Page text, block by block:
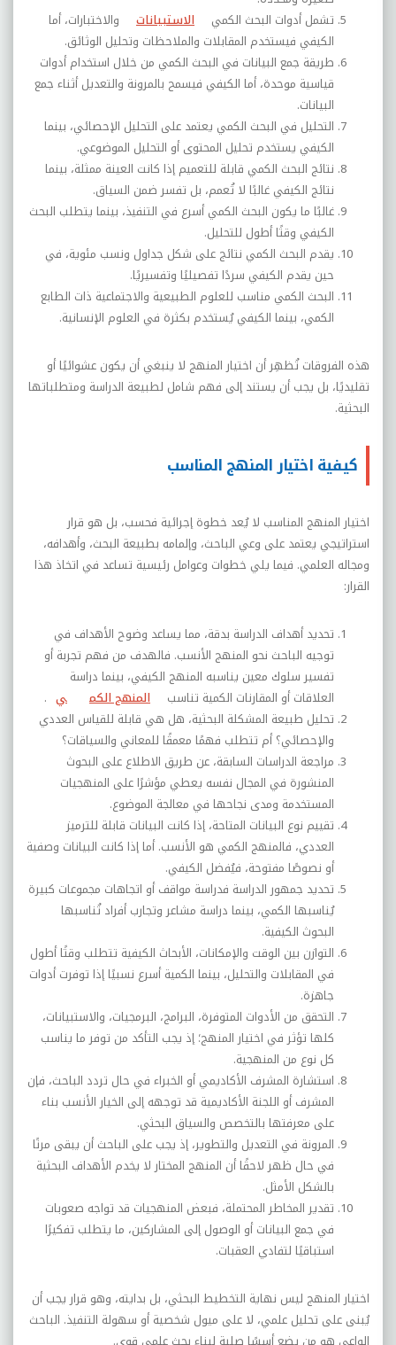
تشمل أدوات البحث الكمي
الاستبيانات
والاختبارات، أما
الكيفي فيستخدم المقابلات والملاحظات وتحليل الوثائق.
طريقة جمع البيانات في البحث الكمي من خلال استخدام أدوات
قياسية موحدة، أما الكيفي فيسمح بالمرونة والتعديل أثناء جمع
البيانات.
التحليل في البحث الكمي يعتمد على التحليل الإحصائي، بينما
الكيفي يستخدم تحليل المحتوى أو التحليل الموضوعي.
نتائج البحث الكمي قابلة للتعميم إذا كانت العينة ممثلة، بينما
نتائج الكيفي غالبًا لا تُعمم، بل تفسر ضمن السياق.
غالبًا ما يكون البحث الكمي أسرع في التنفيذ، بينما يتطلب البحث
الكيفي وقتًا أطول للتحليل.
يقدم البحث الكمي نتائج على شكل جداول ونسب مئوية، في
حين يقدم الكيفي سردًا تفصيليًا وتفسيريًا.
البحث الكمي مناسب للعلوم الطبيعية والاجتماعية ذات الطابع
الكمي، بينما الكيفي يُستخدم بكثرة في العلوم الإنسانية.
هذه الفروقات تُظهِر أن اختيار المنهج لا ينبغي أن يكون عشوائيًا أو
تقليديًا، بل يجب أن يستند إلى فهم شامل لطبيعة الدراسة ومتطلباتها
البحثية.
كيفية اختيار المنهج المناسب
اختيار المنهج المناسب لا يُعد خطوة إجرائية فحسب، بل هو قرار
استراتيجي يعتمد على وعي الباحث، وإلمامه بطبيعة البحث، وأهدافه،
ومجاله العلمي. فيما يلي خطوات وعوامل رئيسية تساعد في اتخاذ هذا
القرار:
تحديد أهداف الدراسة بدقة، مما يساعد وضوح الأهداف في
توجيه الباحث نحو المنهج الأنسب. فالهدف من فهم تجربة أو
تفسير سلوك معين يناسبه المنهج الكيفي، بينما دراسة
العلاقات أو المقارنات الكمية تناسب
المنهج الكم ي .
تحليل طبيعة المشكلة البحثية، هل هي قابلة للقياس العددي
والإحصائي؟ أم تتطلب فهمًا معمقًا للمعاني والسياقات؟
مراجعة الدراسات السابقة، عن طريق الاطلاع على البحوث
المنشورة في المجال نفسه يعطي مؤشرًا على المنهجيات
المستخدمة ومدى نجاحها في معالجة الموضوع.
تقييم نوع البيانات المتاحة، إذا كانت البيانات قابلة للترميز
العددي، فالمنهج الكمي هو الأنسب. أما إذا كانت البيانات وصفية
أو نصوصًا مفتوحة، فيُفضل الكيفي.
تحديد جمهور الدراسة فدراسة مواقف أو اتجاهات مجموعات كبيرة
يُناسبها الكمي، بينما دراسة مشاعر وتجارب أفراد تُناسبها
البحوث الكيفية.
التوازن بين الوقت والإمكانات، الأبحاث الكيفية تتطلب وقتًا أطول
في المقابلات والتحليل، بينما الكمية أسرع نسبيًا إذا توفرت أدوات
جاهزة.
التحقق من الأدوات المتوفرة، البرامج، البرمجيات، والاستبيانات،
كلها تؤثر في اختيار المنهج؛ إذ يجب التأكد من توفر ما يناسب
كل نوع من المنهجية.
استشارة المشرف الأكاديمي أو الخبراء في حال تردد الباحث، فإن
المشرف أو اللجنة الأكاديمية قد توجهه إلى الخيار الأنسب بناء
على معرفتها بالتخصص والسياق البحثي.
المرونة في التعديل والتطوير، إذ يجب على الباحث أن يبقى مرنًا
في حال ظهر لاحقًا أن المنهج المختار لا يخدم الأهداف البحثية
بالشكل الأمثل.
تقدير المخاطر المحتملة، فبعض المنهجيات قد تواجه صعوبات
في جمع البيانات أو الوصول إلى المشاركين، ما يتطلب تفكيرًا
استباقيًا لتفادي العقبات.
اختيار المنهج ليس نهاية التخطيط البحثي، بل بدايته، وهو قرار يجب أن
يُبنى على تحليل علمي، لا على ميول شخصية أو سهولة التنفيذ. الباحث